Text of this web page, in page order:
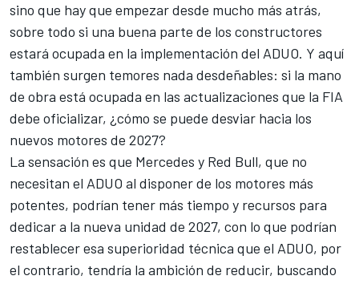
sino que hay que empezar desde mucho más atrás,
sobre todo si una buena parte de los constructores
estará ocupada en la implementación del ADUO. Y aquí
también surgen temores nada desdeñables: si la mano
de obra está ocupada en las actualizaciones que la FIA
debe oficializar, ¿cómo se puede desviar hacia los
nuevos motores de 2027?
La sensación es que Mercedes y Red Bull, que no
necesitan el ADUO al disponer de los motores más
potentes, podrían tener más tiempo y recursos para
dedicar a la nueva unidad de 2027, con lo que podrían
restablecer esa superioridad técnica que el ADUO, por
el contrario, tendría la ambición de reducir, buscando